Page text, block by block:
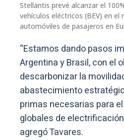
Stellantis prevé alcanzar el
vehículos eléctricos (BEV) en el
automóviles de pasajeros en
“Estamos dando pasos
Argentina y Brasil, con el
descarbonizar la
abastecimiento
primas necesarias para
globales de
agregó Tavares.